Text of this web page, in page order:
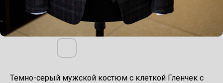
Темно-серый мужской костюм с клеткой Гленчек с